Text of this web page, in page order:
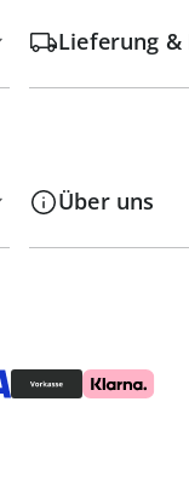
Lieferung &
Über uns